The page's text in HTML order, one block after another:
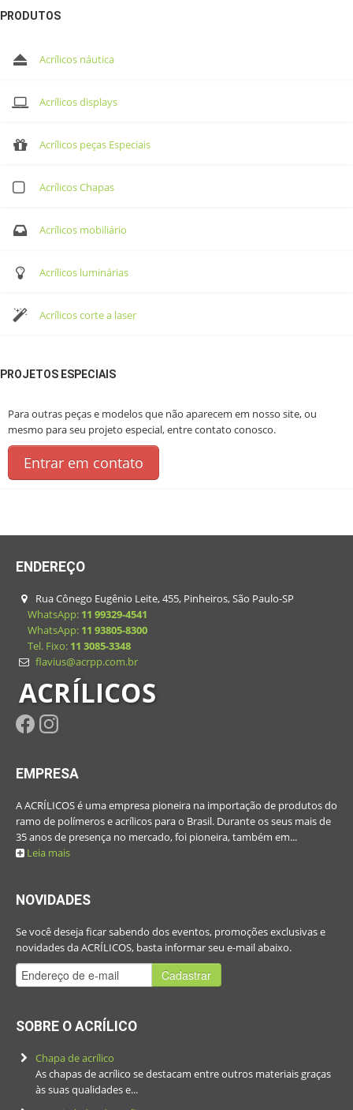
Robinson R44
PRODUTOS
Acrílicos náutica
Acrílicos displays
Acrílicos peças Especiais
Acrílicos Chapas
Acrílicos mobiliário
Acrílicos luminárias
Acrílicos corte a laser
PROJETOS ESPECIAIS
Para outras peças e modelos que não aparecem em nosso site, ou
mesmo para seu projeto especial, entre contato conosco.
Entrar em contato
ENDEREÇO
Rua Cônego Eugênio Leite, 455, Pinheiros, São Paulo-SP
WhatsApp: 11 99329-4541
WhatsApp: 11 93805-8300
Tel. Fixo: 11 3085-3348
flavius@acrpp.com.br
ACRÍLICOS
EMPRESA
A ACRÍLICOS é uma empresa pioneira na importação de produtos do
ramo de polímeros e acrílicos para o Brasil. Durante os seus mais de
35 anos de presença no mercado, foi pioneira, também em...
Leia mais
NOVIDADES
Se você deseja ficar sabendo dos eventos, promoções exclusivas e
novidades da ACRÍLICOS, basta informar seu e-mail abaixo.
Cadastrar
SOBRE O ACRÍLICO
Chapa de acrílico
As chapas de acrílico se destacam entre outros materiais graças
às suas qualidades e...